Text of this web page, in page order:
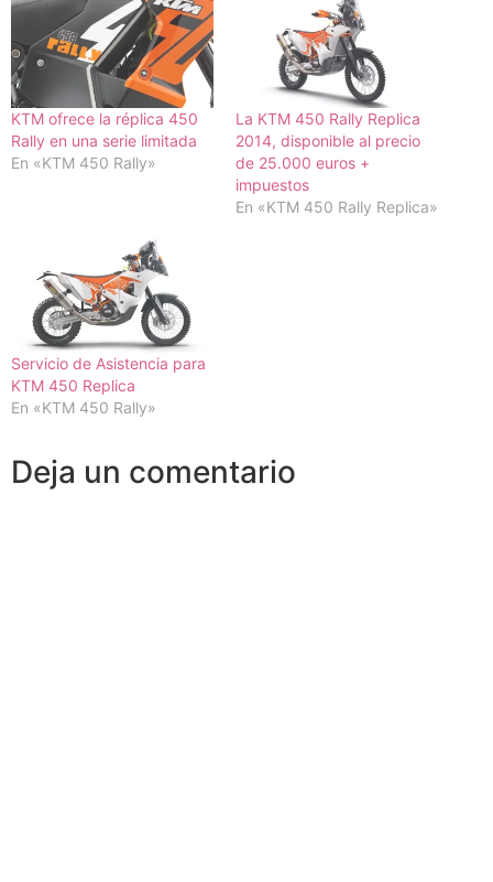
KTM ofrece la réplica 450
Rally en una serie limitada
En «KTM 450 Rally»
La KTM 450 Rally Replica
2014, disponible al precio
de 25.000 euros +
impuestos
En «KTM 450 Rally Replica»
Servicio de Asistencia para
KTM 450 Replica
En «KTM 450 Rally»
Deja un comentario